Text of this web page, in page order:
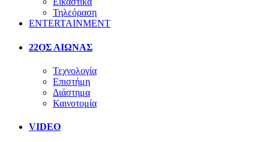
Τηλεόραση
ENTERTAINMENT
22ΟΣ ΑΙΩΝΑΣ
Τεχνολογία
Επιστήμη
Διάστημα
Καινοτομία
VIDEO